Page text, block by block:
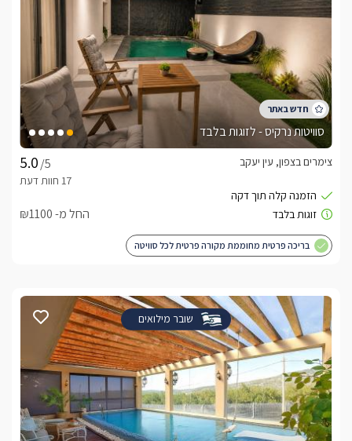
סוויטות נרקיס - לזוגות בלבד
/5
צימרים בצפון, עין יעקב
החל מ- ₪1100
בריכה פרטית מחוממת מקורה פרטית לכל סוויטה
שובר מילואים